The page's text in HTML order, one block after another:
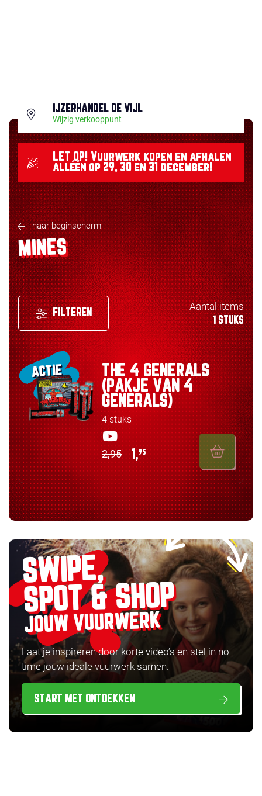
IJZERHANDEL DE VIJL
Wijzig verkooppunt
LET OP! Vuurwerk kopen en afhalen
alléén op 29, 30 en 31 december!
naar beginscherm
MINES
FILTEREN
Aantal items
1 STUKS
ACTIE
THE 4 GENERALS
(PAKJE VAN 4
GENERALS)
4 stuks
2,95 1,95
SWIPE,
SPOT & SHOP
JOUW VUURWERK
Laat je inspireren door korte video’s en stel in no-
time jouw ideale vuurwerk samen.
START MET ONTDEKKEN